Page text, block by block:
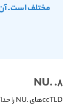
مختلف است.
۸. .NU